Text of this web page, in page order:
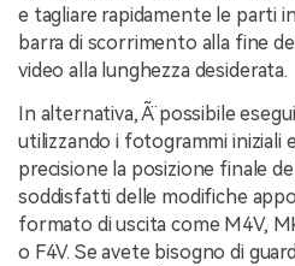
e tagliare rapidamente le parti
barra di scorrimento alla fine
video alla lunghezza desiderata.
In alternativa, Ã¨ possibile
utilizzando i fotogrammi iniziali
precisione la posizione finale
soddisfatti delle modifiche
formato di uscita come M4V,
o F4V. Se avete bisogno di